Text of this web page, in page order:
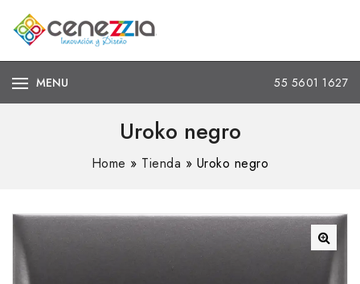
MENU 55 5601 1627
Uroko negro
Home » Tienda » Uroko negro